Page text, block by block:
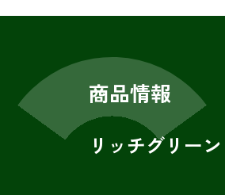
商品情報
リッチグリー